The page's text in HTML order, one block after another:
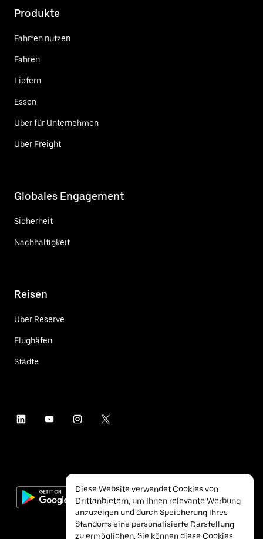
Produkte
Fahrten nutzen
Fahren
Liefern
Essen
Uber für Unternehmen
Uber Freight
Globales Engagement
Sicherheit
Nachhaltigkeit
Reisen
Uber Reserve
Flughäfen
Städte
Diese Website verwendet Cookies von
Drittanbietern, um Ihnen relevante Werbung
anzuzeigen und durch Speicherung Ihres
Standorts eine personalisierte Darstellung
zu ermöglichen. Sie können diese Cookies